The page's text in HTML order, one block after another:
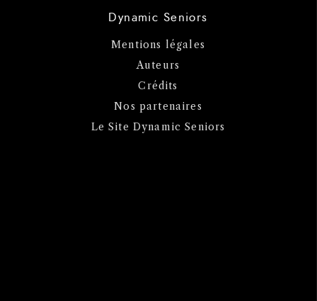
Dynamic Seniors
Mentions légales
Auteurs
Crédits
Nos partenaires
Le Site Dynamic Seniors